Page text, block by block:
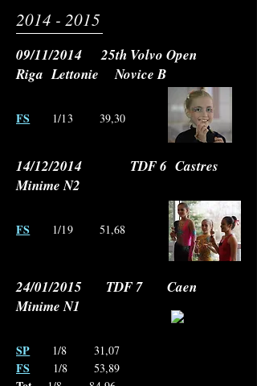
2014 - 2015
09/11/2014 25th Volvo Open
Riga Lettonie Novice B
FS 1/13 39,30
14/12/2014 TDF 6 Castres
Minime N2
FS 1/19 51,68
SP 1/8 31,07
FS 1/8 53,89
24/01/2015 TDF 7 Caen
Minime N1